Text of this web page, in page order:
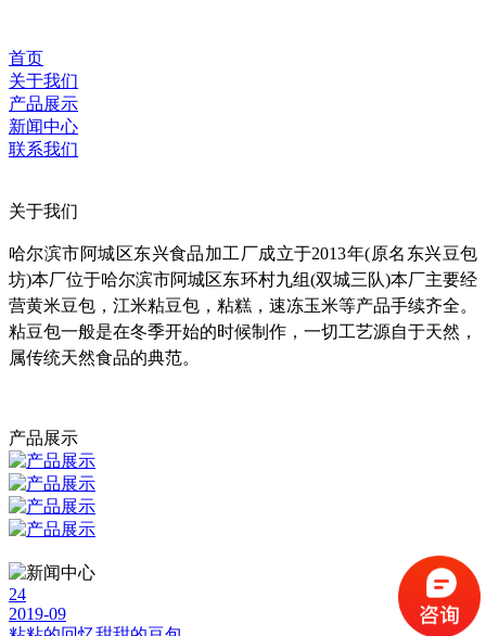
首页
关于我们
产品展示
新闻中心
联系我们
关于我们
哈尔滨市阿城区东兴食品加工厂成立于2013年(原名东兴豆包
坊)本厂位于哈尔滨市阿城区东环村九组(双城三队)本厂主要经
营黄米豆包，江米粘豆包，粘糕，速冻玉米等产品手续齐全。
粘豆包一般是在冬季开始的时候制作，一切工艺源自于天然，
属传统天然食品的典范。
产品展示
24
2019-09